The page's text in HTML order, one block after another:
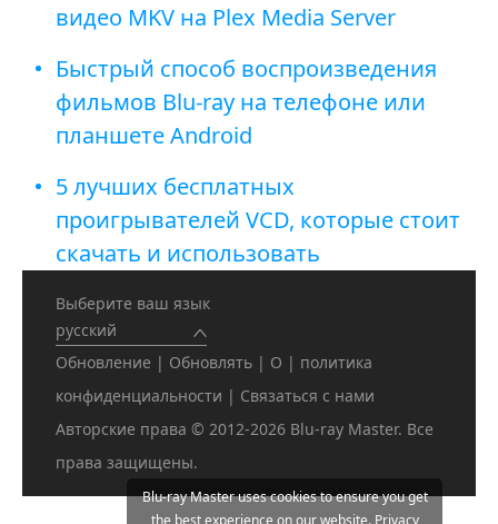
видео MKV на Plex Media Server
Быстрый способ воспроизведения
фильмов Blu-ray на телефоне или
планшете Android
5 лучших бесплатных
проигрывателей VCD, которые стоит
скачать и использовать
Обновление | Обновлять | О | политика
конфиденциальности | Связаться с нами
Авторские права © 2012-2026 Blu-ray Master. Все
права защищены.
Выберите ваш язык
русский
Blu-ray Master uses cookies to ensure you get
the best experience on our website. Privacy